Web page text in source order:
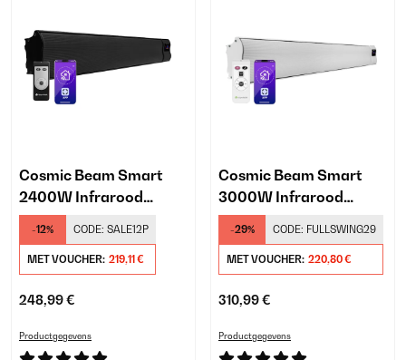
Cosmic Beam Smart
2400W Infrarood
Verwarming Wand
Zwart
-12% CODE: SALE12P
MET VOUCHER: 219,11 €
248,99 €
Productgegevens
Cosmic Beam Smart
3000W Infrarood
Verwarming Wand Wit
-29% CODE: FULLSWING29
MET VOUCHER: 220,80 €
310,99 €
Productgegevens